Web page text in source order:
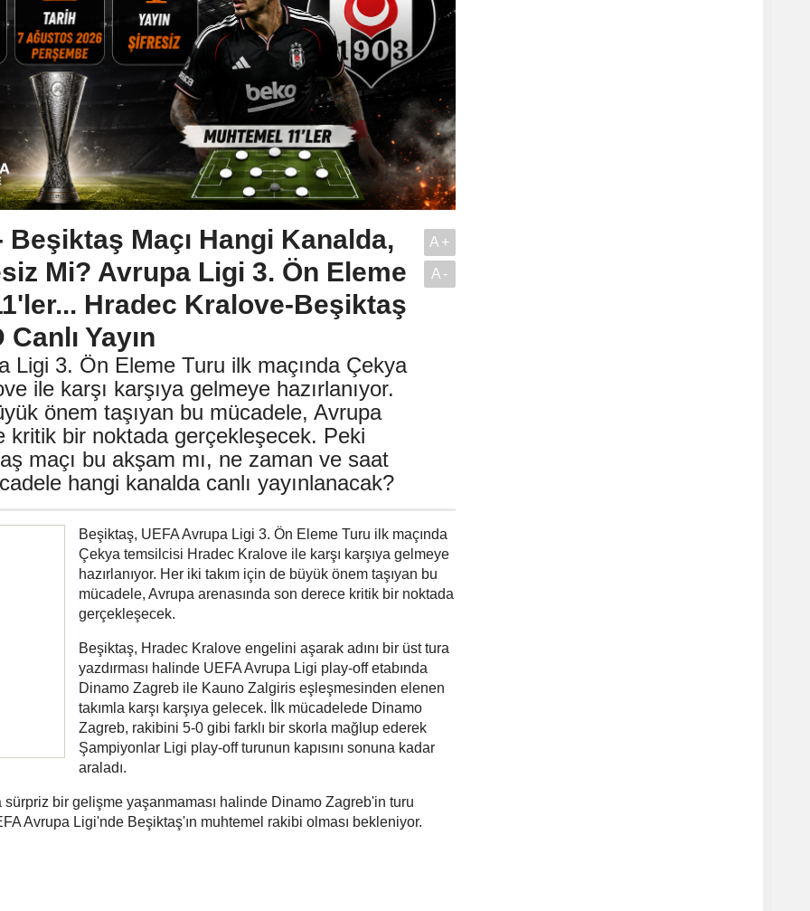
Maçı Hangi Kanalda,
Mi? Avrupa Ligi 3. Ön Eleme
Hradec Kralove-Beşiktaş
Yayın
Ligi 3. Ön Eleme Turu ilk maçında Çekya
ile karşı karşıya gelmeye hazırlanıyor.
önem taşıyan bu mücadele, Avrupa
kritik bir noktada gerçekleşecek. Peki
maçı bu akşam mı, ne zaman ve saat
hangi kanalda canlı yayınlanacak?
A+
A-
Beşiktaş, UEFA Avrupa Ligi 3. Ön Eleme Turu ilk maçında
Çekya temsilcisi Hradec Kralove ile karşı karşıya gelmeye
hazırlanıyor. Her iki takım için de büyük önem taşıyan bu
mücadele, Avrupa arenasında son derece kritik bir noktada
gerçekleşecek.
Beşiktaş, Hradec Kralove engelini aşarak adını bir üst tura
yazdırması halinde UEFA Avrupa Ligi play-off etabında
Dinamo Zagreb ile Kauno Zalgiris eşleşmesinden elenen
takımla karşı karşıya gelecek. İlk mücadelede Dinamo
Zagreb, rakibini 5-0 gibi farklı bir skorla mağlup ederek
Şampiyonlar Ligi play-off turunun kapısını sonuna kadar
araladı.
bir gelişme yaşanmaması halinde Dinamo Zagreb'in turu
Avrupa Ligi'nde Beşiktaş'ın muhtemel rakibi olması bekleniyor.